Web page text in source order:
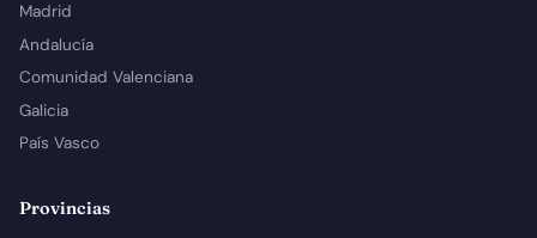
Madrid
Andalucía
Comunidad Valenciana
Galicia
País Vasco
Provincias